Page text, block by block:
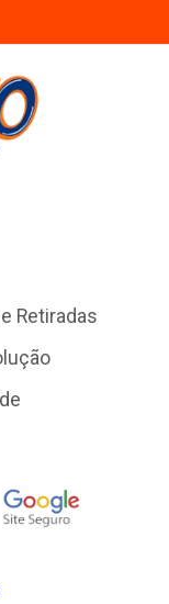
Retiradas